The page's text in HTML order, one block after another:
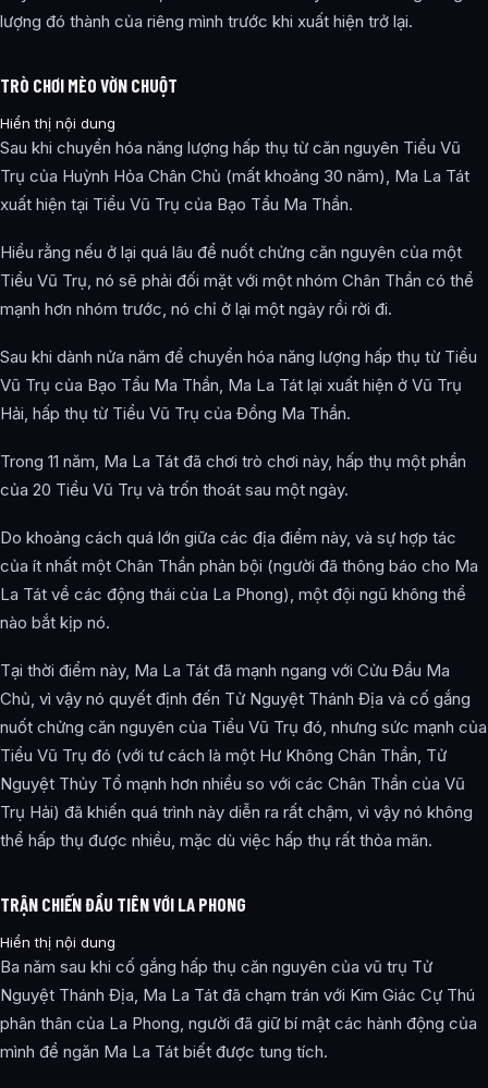
lượng đó thành của riêng mình trước khi xuất hiện trở lại.
TRÒ CHƠI MÈO VỜN CHUỘT
Hiển thị nội dung
Sau khi chuyển hóa năng lượng hấp thụ từ căn nguyên Tiểu Vũ
Trụ của Huỳnh Hỏa Chân Chủ (mất khoảng 30 năm), Ma La Tát
xuất hiện tại Tiểu Vũ Trụ của Bạo Tẩu Ma Thần.
Hiểu rằng nếu ở lại quá lâu để nuốt chửng căn nguyên của một
Tiểu Vũ Trụ, nó sẽ phải đối mặt với một nhóm Chân Thần có thể
mạnh hơn nhóm trước, nó chỉ ở lại một ngày rồi rời đi.
Sau khi dành nửa năm để chuyển hóa năng lượng hấp thụ từ Tiểu
Vũ Trụ của Bạo Tẩu Ma Thần, Ma La Tát lại xuất hiện ở Vũ Trụ
Hải, hấp thụ từ Tiểu Vũ Trụ của Đồng Ma Thần.
Trong 11 năm, Ma La Tát đã chơi trò chơi này, hấp thụ một phần
của 20 Tiểu Vũ Trụ và trốn thoát sau một ngày.
Do khoảng cách quá lớn giữa các địa điểm này, và sự hợp tác
của ít nhất một Chân Thần phản bội (người đã thông báo cho Ma
La Tát về các động thái của La Phong), một đội ngũ không thể
nào bắt kịp nó.
Tại thời điểm này, Ma La Tát đã mạnh ngang với Cửu Đầu Ma
Chủ, vì vậy nó quyết định đến Tử Nguyệt Thánh Địa và cố gắng
nuốt chửng căn nguyên của Tiểu Vũ Trụ đó, nhưng sức mạnh của
Tiểu Vũ Trụ đó (với tư cách là một Hư Không Chân Thần, Tử
Nguyệt Thủy Tổ mạnh hơn nhiều so với các Chân Thần của Vũ
Trụ Hải) đã khiến quá trình này diễn ra rất chậm, vì vậy nó không
thể hấp thụ được nhiều, mặc dù việc hấp thụ rất thỏa mãn.
TRẬN CHIẾN ĐẦU TIÊN VỚI LA PHONG
Hiển thị nội dung
Ba năm sau khi cố gắng hấp thụ căn nguyên của vũ trụ Tử
Nguyệt Thánh Địa, Ma La Tát đã chạm trán với Kim Giác Cự Thú
phân thân của La Phong, người đã giữ bí mật các hành động của
mình để ngăn Ma La Tát biết được tung tích.